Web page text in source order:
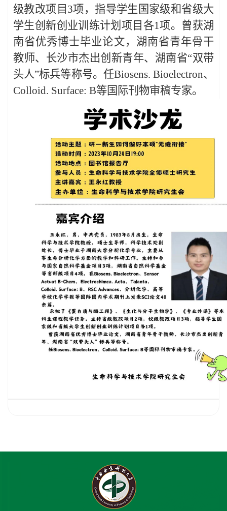
级教改项目3项，指导学生国家级和省级大
学生创新创业训练计划项目各1项。曾获湖
南省优秀博士毕业论文，湖南省青年骨干
教师、长沙市杰出创新青年、湖南省“双带
头人”标兵等称号。任Biosens. Bioelectron、
Colloid. Surface: B等国际刊物审稿专家。